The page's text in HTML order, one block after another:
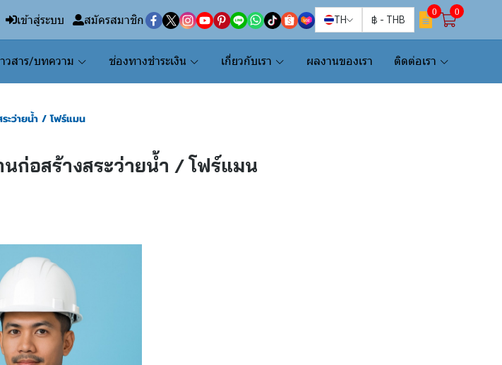
เข้าสู่ระบบ สมัครสมาชิก TH ฿ - THB
0 0
วสาร/บทความ ช่องทางชำระเงิน เกี่ยวกับเรา ผลงานของเรา ติดต่อเรา
ะว่ายน้ำ / โฟร์แมน
ก่อสร้างสระว่ายน้ำ / โฟร์แมน